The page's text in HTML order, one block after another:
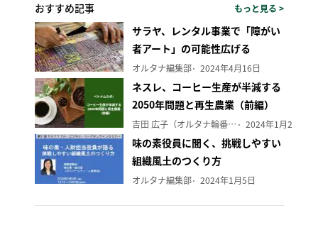
おすすめ記事 もっと見る >
サラヤ、レンタル事業で「障がい
者アート」の可能性広げる
オルタナ編集部 2024年4月16日
ネスレ、コーヒー生産が半減する
2050年問題と再生農業（前編）
吉田 広子（オルタナ輪番編集長） 2024年1月29日
味の素役員に聞く、挑戦しやすい
組織風土のつくり方
オルタナ編集部 2024年1月5日